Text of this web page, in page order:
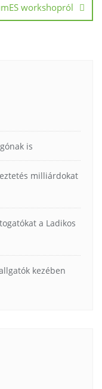
workshopról
is
milliárdokat
a Ladikos
kezében